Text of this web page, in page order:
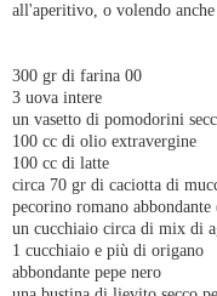
all'aperitivo, o volendo
300 gr di farina 00
3 uova intere
un vasetto di pomodorini
100 cc di olio extravergine
100 cc di latte
circa 70 gr di caciotta di
pecorino romano
un cucchiaio circa di mix di
1 cucchiaio e più di origano
abbondante pepe nero